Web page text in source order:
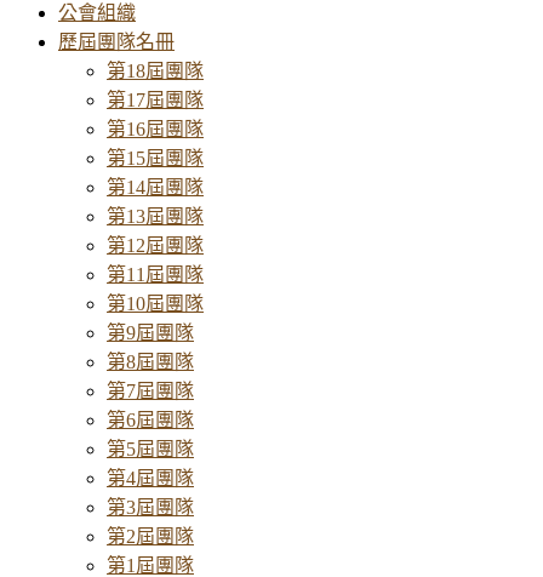
公會組織
歷屆團隊名冊
第18屆團隊
第17屆團隊
第16屆團隊
第15屆團隊
第14屆團隊
第13屆團隊
第12屆團隊
第11屆團隊
第10屆團隊
第9屆團隊
第8屆團隊
第7屆團隊
第6屆團隊
第5屆團隊
第4屆團隊
第3屆團隊
第2屆團隊
第1屆團隊